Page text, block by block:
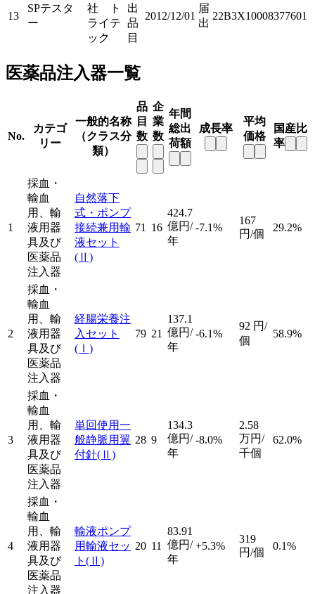
13
SPテスタ
ー
社 ト
ライテ
ック
出
品
目
2012/12/01
届
出
22B3X10008377601
医薬品注入器一覧
No.
カテゴ
リー
一般的名称
（クラス分
類）
品
目
数
企
業
数
年間
総出
荷額
成長率
平均
価格
国産比
率
1
採血・
輸血
用、輸
液用器
具及び
医薬品
注入器
自然落下
式・ポンプ
接続兼用輸
液セット
(Ⅱ)
71 16
424.7
億円/
年
-7.1%
167
円/個
29.2%
2
採血・
輸血
用、輸
液用器
具及び
医薬品
注入器
経腸栄養注
入セット
(Ⅰ)
79 21
137.1
億円/
年
-6.1%
92 円/
個
58.9%
3
採血・
輸血
用、輸
液用器
具及び
医薬品
注入器
単回使用一
般静脈用翼
付針(Ⅱ)
28 9
134.3
億円/
年
-8.0%
2.58
万円/
千個
62.0%
4
採血・
輸血
用、輸
液用器
具及び
医薬品
注入器
輸液ポンプ
用輸液セッ
ト (Ⅱ)
20 11
83.91
億円/
年
+5.3%
319
円/個
0.1%